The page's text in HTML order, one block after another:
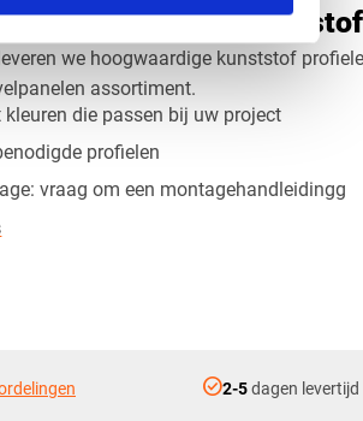
bij Vos
we hoogwaardige kunststof
assortiment.
die passen bij uw project
profielen
vraag om een montagehandleidingg
check_circle2-5dagen levertijd